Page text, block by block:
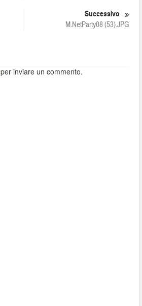
Successivo
M.NetParty08 (53).JPG
per inviare un commento.